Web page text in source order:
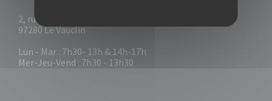
2, rue Collignon
97280 Le Vauclin
Lun - Mar : 7h30- 13h & 14h-17h
Mer-Jeu-Vend : 7h30 - 13h30